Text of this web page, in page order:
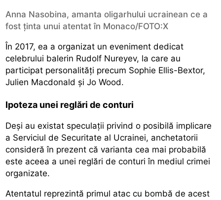
Anna Nasobina, amanta oligarhului ucrainean ce a
fost ținta unui atentat în Monaco/FOTO:X
În 2017, ea a organizat un eveniment dedicat
celebrului balerin Rudolf Nureyev, la care au
participat personalități precum Sophie Ellis-Bextor,
Julien Macdonald și Jo Wood.
Ipoteza unei reglări de conturi
Deși au existat speculații privind o posibilă implicare
a Serviciul de Securitate al Ucrainei, anchetatorii
consideră în prezent că varianta cea mai probabilă
este aceea a unei reglări de conturi în mediul crimei
organizate.
Atentatul reprezintă primul atac cu bombă de acest